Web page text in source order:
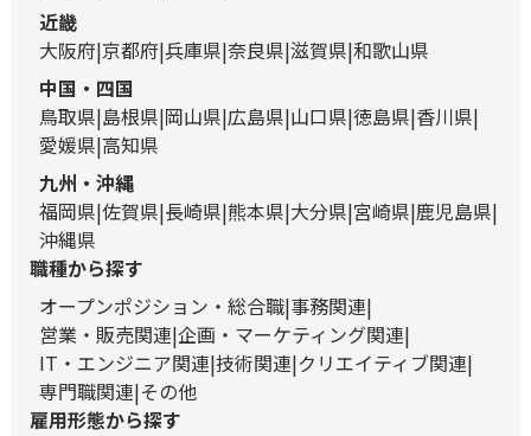
近畿
大阪府 京都府 兵庫県 奈良県 滋賀県 和歌山県
中国・四国
鳥取県 島根県 岡山県 広島県 山口県 徳島県 香川県
愛媛県 高知県
九州・沖縄
福岡県 佐賀県 長崎県 熊本県 大分県 宮崎県 鹿児島県
沖縄県
職種から探す
オープンポジション・総合職 事務関連
営業・販売関連 企画・マーケティング関連
IT・エンジニア関連 技術関連 クリエイティブ関連
専門職関連 その他
雇用形態から探す